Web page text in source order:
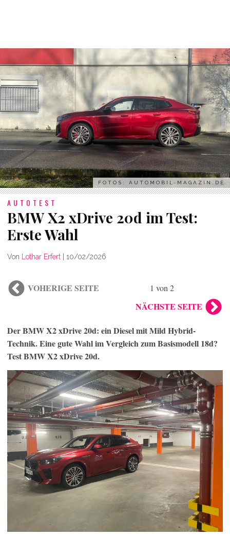
FOTOS: AUTOMOBIL-MAGAZIN.DE
AUTOTEST
BMW X2 xDrive 20d im Test:
Erste Wahl
Von Lothar Erfert | 10/02/2026
VOHERIGE SEITE 1 von 2
NÄCHSTE SEITE
Der BMW X2 xDrive 20d: ein Diesel mit Mild Hybrid-
Technik. Eine gute Wahl im Vergleich zum Basismodell 18d?
Test BMW X2 xDrive 20d.